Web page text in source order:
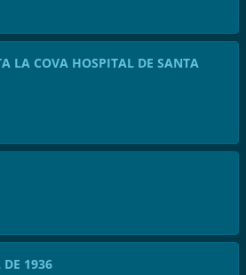
LA COVA HOSPITAL DE SANTA
DE 1936